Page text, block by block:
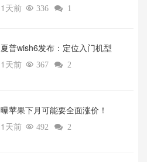
1天前  336  1
夏普wish6发布：定位入门机型
1天前  367  2
曝苹果下月可能要全面涨价！
1天前  492  2